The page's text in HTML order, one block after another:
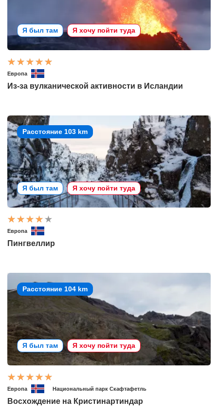
Я был там Я хочу пойти туда
Европа
Из-за вулканической активности в Исландии
Расстояние 103 km
Я был там Я хочу пойти туда
Европа
Пингвеллир
Расстояние 104 km
Я был там Я хочу пойти туда
Европа Национальный парк Скафтафетль
Восхождение на Кристинартиндар